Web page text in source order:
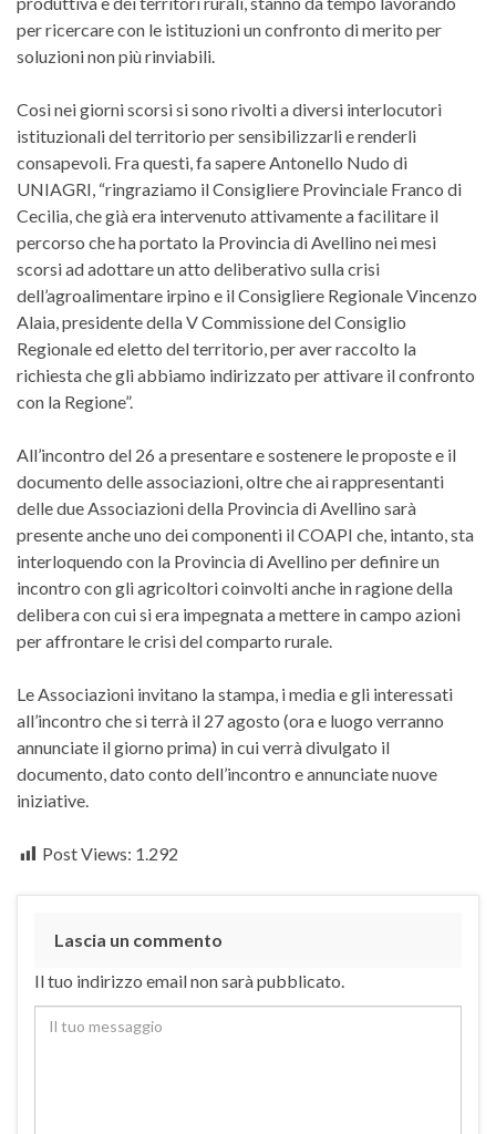
per ricercare con le istituzioni un confronto di merito per
soluzioni non più rinviabili.
Cosi nei giorni scorsi si sono rivolti a diversi interlocutori
istituzionali del territorio per sensibilizzarli e renderli
consapevoli. Fra questi, fa sapere Antonello Nudo di
UNIAGRI, “ringraziamo il Consigliere Provinciale Franco di
Cecilia, che già era intervenuto attivamente a facilitare il
percorso che ha portato la Provincia di Avellino nei mesi
scorsi ad adottare un atto deliberativo sulla crisi
dell’agroalimentare irpino e il Consigliere Regionale Vincenzo
Alaia, presidente della V Commissione del Consiglio
Regionale ed eletto del territorio, per aver raccolto la
richiesta che gli abbiamo indirizzato per attivare il confronto
con la Regione”.
All’incontro del 26 a presentare e sostenere le proposte e il
documento delle associazioni, oltre che ai rappresentanti
delle due Associazioni della Provincia di Avellino sarà
presente anche uno dei componenti il COAPI che, intanto, sta
interloquendo con la Provincia di Avellino per definire un
incontro con gli agricoltori coinvolti anche in ragione della
delibera con cui si era impegnata a mettere in campo azioni
per affrontare le crisi del comparto rurale.
Le Associazioni invitano la stampa, i media e gli interessati
all’incontro che si terrà il 27 agosto (ora e luogo verranno
annunciate il giorno prima) in cui verrà divulgato il
documento, dato conto dell’incontro e annunciate nuove
iniziative.
Post Views: 1.292
Lascia un commento
Il tuo indirizzo email non sarà pubblicato.